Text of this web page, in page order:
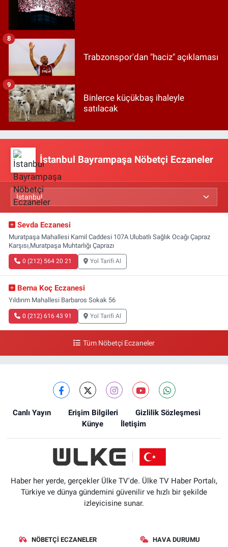
Trabzonspor'dan "haciz" açıklaması
8
Binlerce küçükbaş ihaleyle
satılacak
9
İstanbul Bayrampaşa Nöbetçi Eczaneler
Sevda Eczanesi
Muratpaşa Mahallesi Kamil Caddesi 107A Ulubatlı Sağlık Ocağı Çapraz
Karşısı,Muratpaşa Muhtarlığı Çaprazı
0 (212) 564 20 21 Yol Tarifi Al
Berna Koç Eczanesi
Yıldırım Mahallesi Barbaros Sokak 56
0 (212) 616 43 91 Yol Tarifi Al
Tüm Nöbetçi Eczaneler
Canlı Yayın Erişim Bilgileri
Gizlilik Sözleşmesi
Künye
İletişim
Haber her yerde, gerçekler Ülke TV'de. Ülke TV Haber Portalı,
Türkiye ve dünya gündemini güvenilir ve hızlı bir şekilde
izleyicisine sunar.
NÖBETÇI ECZANELER HAVA DURUMU